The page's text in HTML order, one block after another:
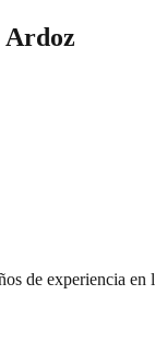
Ardoz
de experiencia